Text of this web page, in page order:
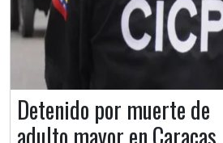
Detenido por muerte de
adulto mayor en Caracas